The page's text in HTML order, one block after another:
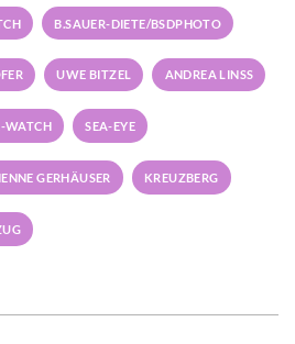
B.SAUER-DIETE/BSDPHOTO
UWE BITZEL ANDREA LINSS
WATCH SEA-EYE
GERHÄUSER KREUZBERG